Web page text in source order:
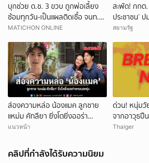
บุกช่วย ด.ช. 3 ขวบ ถูกพ่อเลี้ยง
ซ้อมทุกวัน-เป็นแผลติดเชื้อ จนท.นำ
ตัวส่งรพ.รักษาทันที
MATICHON ONLINE
สะพัด! กกต.
ประชาชน’
ยุบพรรคตาม
สยามรัฐ
ส่องความหล่อ น้องแมค ลูกชาย
แหม่ม คัทลียา ยิ่งโตยิ่งออร่า
พระเอกพุ่ง
แนวหน้า
ด่วน! หนุ่มวั
จากอาวุธปื
นารี โคราช
Thaiger
คลิปที่กำลังได้รับความนิยม